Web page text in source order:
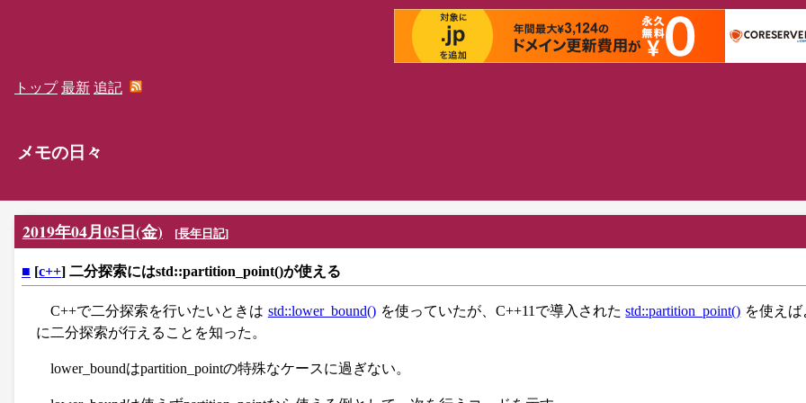
トップ 最新 追記
メモの日々
2019年04月05日(金) [長年日記]
■ [c++] 二分探索にはstd::partition_point()が使える
C++で二分探索を行いたいときは std::lower_bound() を使っていたが、C++11で導入された std::partition_point() を使え
に二分探索が行えることを知った。
lower_boundはpartition_pointの特殊なケースに過ぎない。